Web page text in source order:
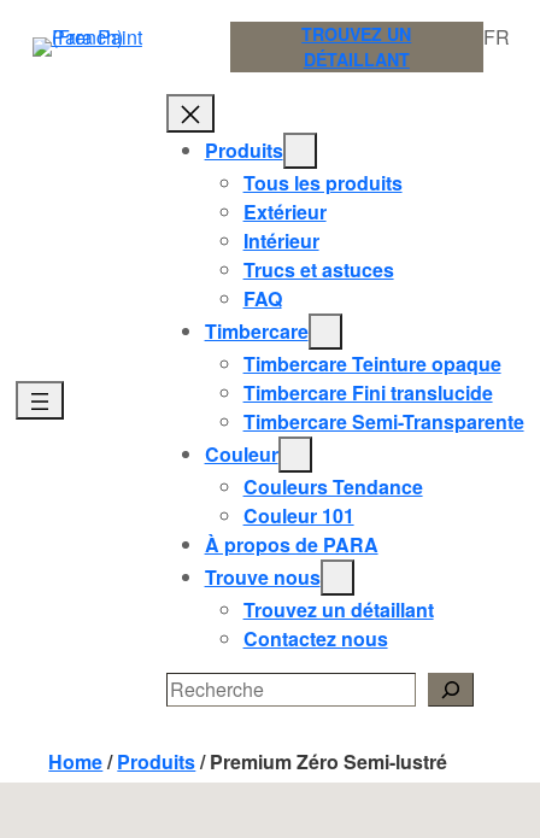
TROUVEZ UN
DÉTAILLANT
FR
Produits
Tous les produits
Extérieur
Intérieur
Trucs et astuces
FAQ
Timbercare
Timbercare Teinture opaque
Timbercare Fini translucide
Timbercare Semi-Transparente
Couleur
Couleurs Tendance
Couleur 101
À propos de PARA
Trouve nous
Trouvez un détaillant
Contactez nous
Search
Home/Produits/Premium Zéro Semi-lustré